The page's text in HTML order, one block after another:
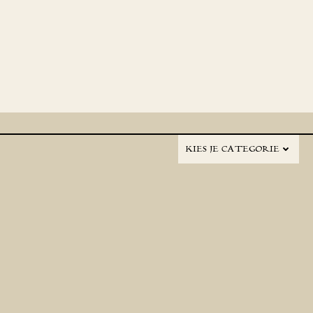
KIES JE CATEGORIE